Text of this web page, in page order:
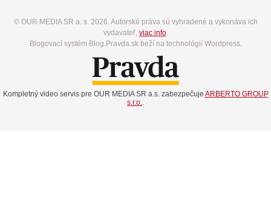
© OUR MEDIA SR a. s. 2026. Autorské práva sú vyhradené a vykonáva ich
vydavateľ, viac info.
Blogovací systém Blog.Pravda.sk beží na technológií Wordpress.
Kompletný video servis pre OUR MEDIA SR a.s. zabezpečuje ARBERTO GROUP
s.r.o.